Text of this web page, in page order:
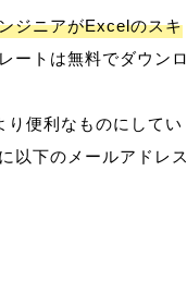
ジニアがExcelのスキ
ートは無料でダウンロ
り便利なものにしてい
以下のメールアドレス